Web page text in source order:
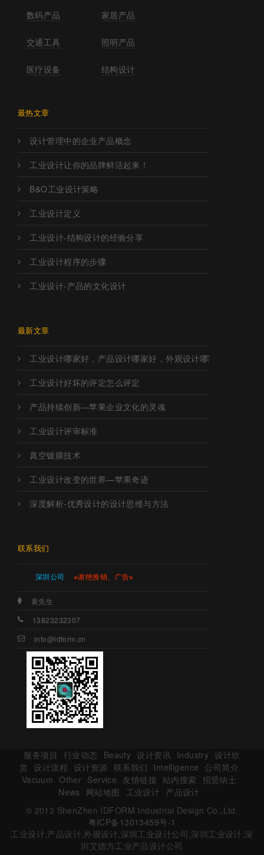
数码产品 家居产品
交通工具 照明产品
医疗设备 结构设计
最热文章
设计管理中的企业产品概念
工业设计让你的品牌鲜活起来！
B&O工业设计策略
工业设计定义
工业设计-结构设计的经验分享
工业设计程序的步骤
工业设计-产品的文化设计
最新文章
工业设计哪家好，产品设计哪家好，外观设计哪家好，工业设
工业设计好坏的评定怎么评定
产品持续创新—苹果企业文化的灵魂
工业设计评审标准
真空镀膜技术
工业设计改变的世界—苹果奇迹
深度解析-优秀设计的设计思维与方法
联系我们
深圳公司 ※谢绝推销、广告※
黄先生
13823232307
info@idform.cn
服务项目 行业动态 Beauty 设计资讯 Industry 设计欣
赏 设计流程 设计资源 联系我们 Intelligence 公司简介
Vacuum Other Service 友情链接 站内搜索 招贤纳士
News
网站地图 工业设计 产品设计
© 2013 ShenZhen IDFORM Industrial Design Co.,Ltd.
粤ICP备13013459号-1
工业设计,产品设计,外观设计,深圳工业设计公司,深圳工业设计,深
圳艾德方工业产品设计公司